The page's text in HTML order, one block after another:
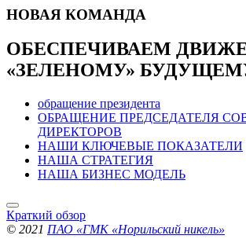
НОВАЯ КОМАНДА
ОБЕСПЕЧИВАЕМ
«ЗЕЛЕНОМУ»
обращение президента
ОБРАЩЕНИЕ ПРЕДСЕДАТЕЛЯ
ДИРЕКТОРОВ
НАШИ КЛЮЧЕВЫЕ ПОКАЗАТЕЛИ
НАША СТРАТЕГИЯ
НАША БИЗНЕС МОДЕЛЬ
Краткий обзор
© 2021 ПАО «ГМК «Норильский никель»